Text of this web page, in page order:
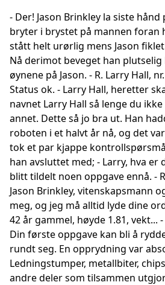
- Der! Jason Brinkley la siste
bryter i brystet på mannen foran
stått helt urørlig mens Jason
Nå derimot beveget han
øynene på Jason. - R. Larry Hall,
Status ok. - Larry Hall, heretter
navnet Larry Hall så lenge du
annet. Dette så jo bra ut. Han
roboten i et halvt år nå, og det
tok et par kjappe
han avsluttet med; - Larry, hva er
blitt tildelt noen oppgave ennå. -
Jason Brinkley, vitenskapsmann
meg, og jeg må alltid lyde dine
42 år gammel, høyde 1.81, vekt...
Din første oppgave kan bli å
rundt seg. En opprydning var
Ledningstumper, metallbiter,
andre deler som tilsammen